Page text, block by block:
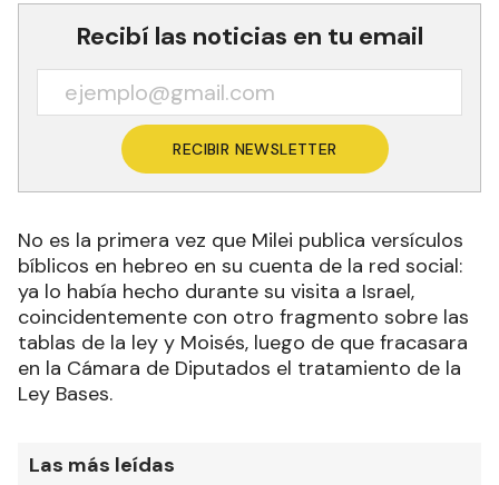
Recibí las noticias en tu email
RECIBIR NEWSLETTER
No es la primera vez que Milei publica versículos
bíblicos en hebreo en su cuenta de la red social:
ya lo había hecho durante su visita a Israel,
coincidentemente con otro fragmento sobre las
tablas de la ley y Moisés, luego de que fracasara
en la Cámara de Diputados el tratamiento de la
Ley Bases.
Las más leídas